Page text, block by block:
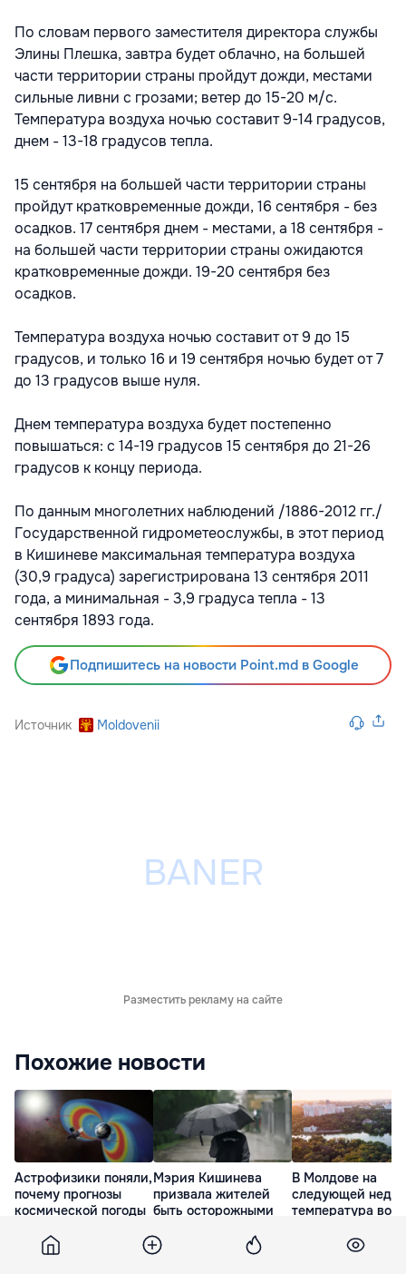
По словам первого заместителя директора службы
Элины Плешка, завтра будет облачно, на большей
части территории страны пройдут дожди, местами
сильные ливни с грозами; ветер до 15-20 м/с.
Температура воздуха ночью составит 9-14 градусов,
днем - 13-18 градусов тепла.
15 сентября на большей части территории страны
пройдут кратковременные дожди, 16 сентября - без
осадков. 17 сентября днем - местами, а 18 сентября -
на большей части территории страны ожидаются
кратковременные дожди. 19-20 сентября без
осадков.
Температура воздуха ночью составит от 9 до 15
градусов, и только 16 и 19 сентября ночью будет от 7
до 13 градусов выше нуля.
Днем температура воздуха будет постепенно
повышаться: с 14-19 градусов 15 сентября до 21-26
градусов к концу периода.
По данным многолетних наблюдений /1886-2012 гг./
Государственной гидрометеослужбы, в этот период
в Кишиневе максимальная температура воздуха
(30,9 градуса) зарегистрирована 13 сентября 2011
года, а минимальная - 3,9 градуса тепла - 13
сентября 1893 года.
Подпишитесь на новости Point.md в Google
Источник Moldovenii
Разместить рекламу на сайте
Похожие новости
Астрофизики поняли,
почему прогнозы
космической погоды
15 Июл. 22:56
Мэрия Кишинева
призвала жителей
быть осторожными
ухудшения погоды
В Молдове на
следующей
температура
пойдут дожди